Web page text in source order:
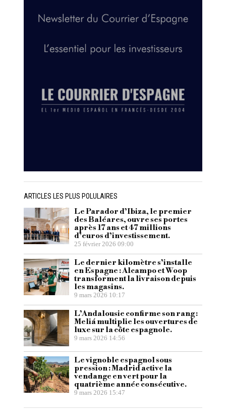
ARTICLES LES PLUS POLULAIRES
Le Parador d’Ibiza, le premier
des Baléares, ouvre ses portes
après 17 ans et 47 millions
d’euros d’investissement.
25 février 2026 09:00
Le dernier kilomètre s’installe
en Espagne : Alcampo et Woop
transforment la livraison depuis
les magasins.
9 mars 2026 10:17
L’Andalousie confirme son rang :
Meliá multiplie les ouvertures de
luxe sur la côte espagnole.
9 mars 2026 14:56
Le vignoble espagnol sous
pression : Madrid active la
vendange en vert pour la
quatrième année consécutive.
9 mars 2026 15:47